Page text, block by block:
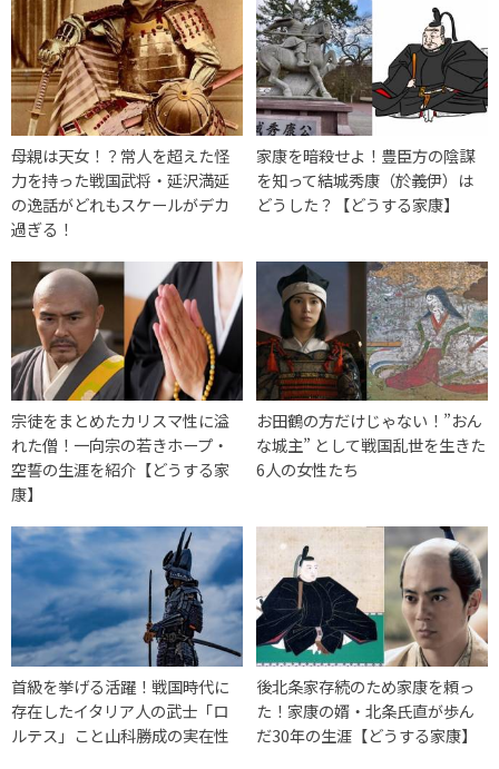
母親は天女！？常人を超えた怪
力を持った戦国武将・延沢満延
の逸話がどれもスケールがデカ
過ぎる！
家康を暗殺せよ！豊臣方の陰謀
を知って結城秀康（於義伊）は
どうした？【どうする家康】
宗徒をまとめたカリスマ性に溢
れた僧！一向宗の若きホープ・
空誓の生涯を紹介【どうする家
康】
お田鶴の方だけじゃない！”おん
な城主” として戦国乱世を生きた
6人の女性たち
首級を挙げる活躍！戦国時代に
存在したイタリア人の武士「ロ
ルテス」こと山科勝成の実在性
後北条家存続のため家康を頼っ
た！家康の婿・北条氏直が歩ん
だ30年の生涯【どうする家康】